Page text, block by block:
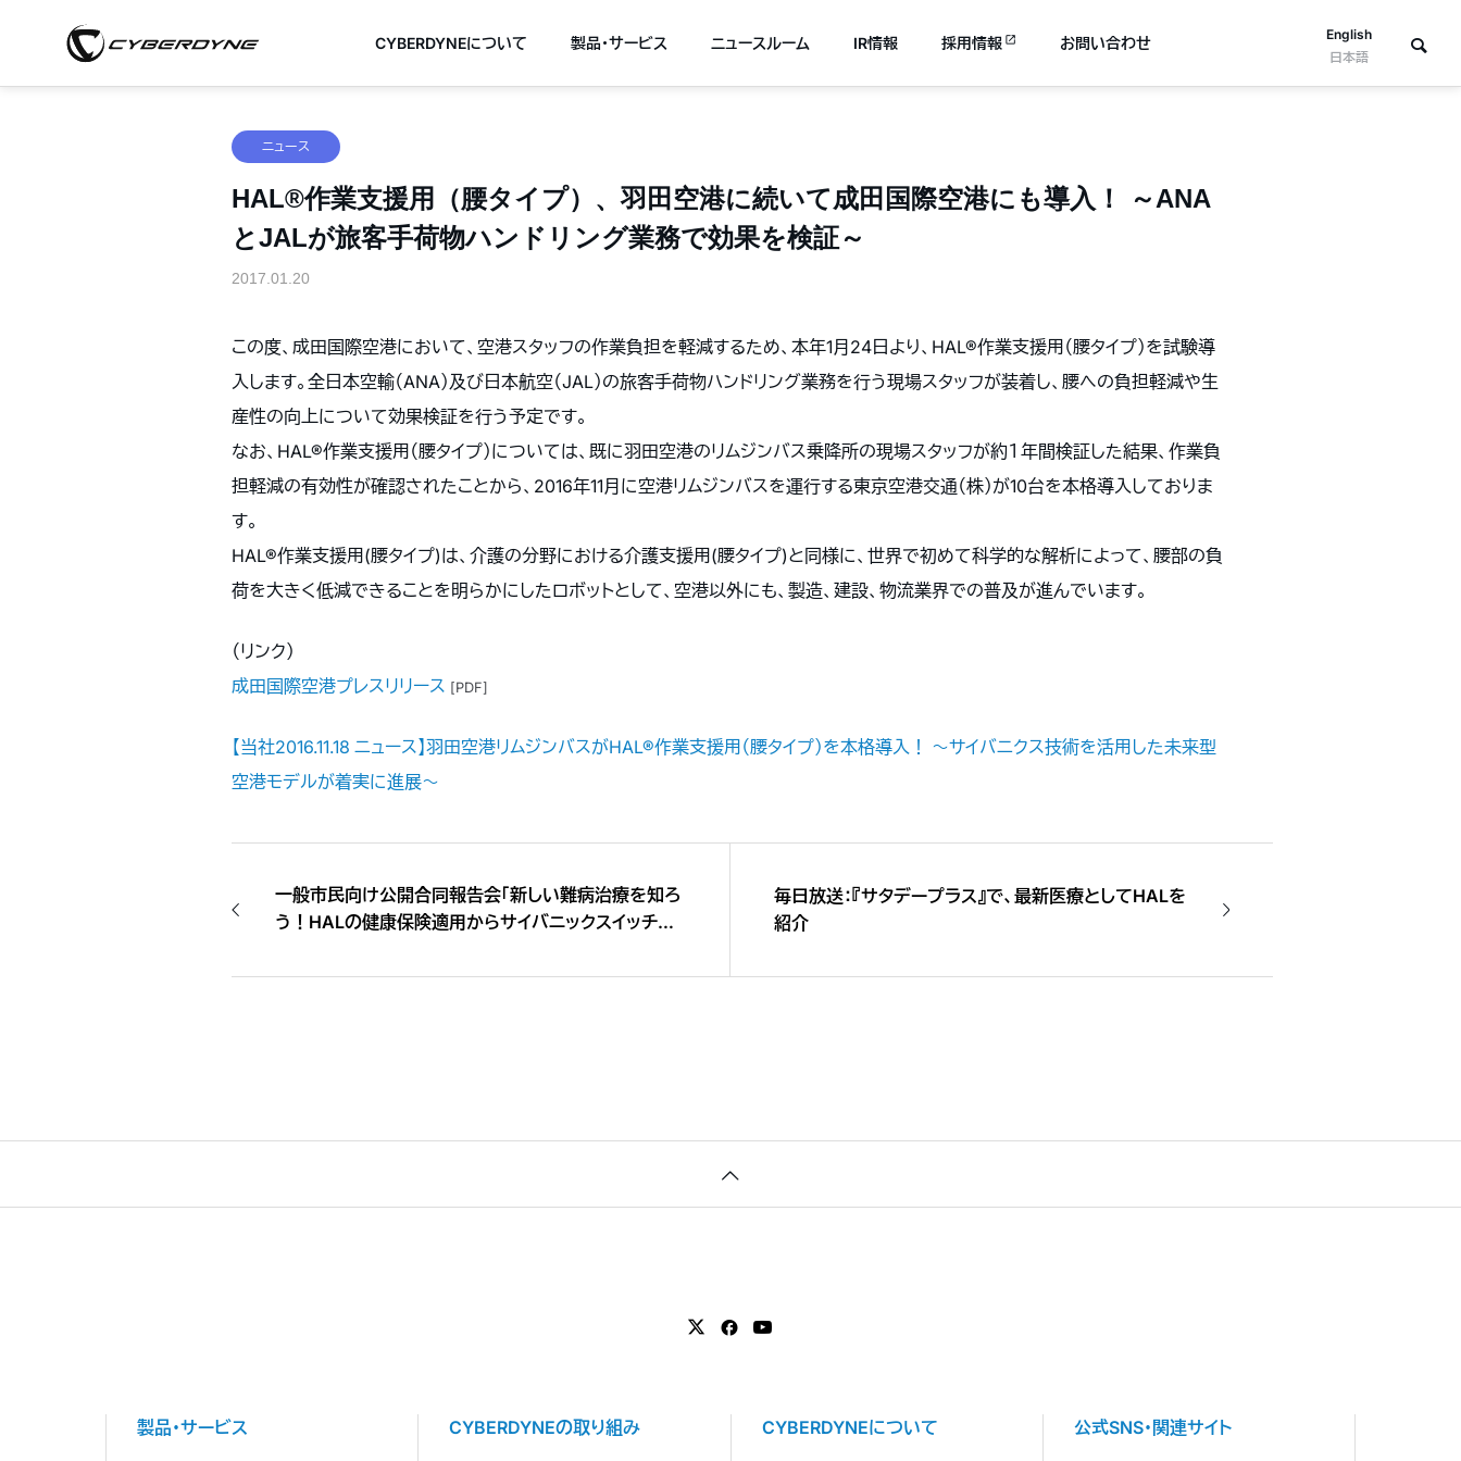
English
日本語
CYBERDYNEについて 製品・サービス ニュースルーム IR情報 採用情報 お問い合わせ
ニュース
HAL®作業支援用（腰タイプ）、羽田空港に続いて成田国際空港にも導入！ ～ANA
とJALが旅客手荷物ハンドリング業務で効果を検証～
2017.01.20
この度、成田国際空港において、空港スタッフの作業負担を軽減するため、本年1月24日より、HAL®作業支援用（腰タイプ）を試験導
入します。全日本空輸（ANA）及び日本航空（JAL）の旅客手荷物ハンドリング業務を行う現場スタッフが装着し、腰への負担軽減や生
産性の向上について効果検証を行う予定です。
なお、HAL®作業支援用（腰タイプ）については、既に羽田空港のリムジンバス乗降所の現場スタッフが約１年間検証した結果、作業負
担軽減の有効性が確認されたことから、2016年11月に空港リムジンバスを運行する東京空港交通（株）が10台を本格導入しておりま
す。
HAL®作業支援用(腰タイプ)は、介護の分野における介護支援用(腰タイプ)と同様に、世界で初めて科学的な解析によって、腰部の負
荷を大きく低減できることを明らかにしたロボットとして、空港以外にも、製造、建設、物流業界での普及が進んでいます。
（リンク）
成田国際空港プレスリリース [PDF]
【当社2016.11.18 ニュース】羽田空港リムジンバスがHAL®作業支援用（腰タイプ）を本格導入！ ～サイバニクス技術を活用した未来型
空港モデルが着実に進展～
一般市民向け公開合同報告会「新しい難病治療を知ろ
う！HALの健康保険適用からサイバニックスイッチま
毎日放送：『サタデープラス』で、最新医療としてHALを
紹介
製品・サービス CYBERDYNEの取り組み CYBERDYNEについて 公式SNS・関連サイト